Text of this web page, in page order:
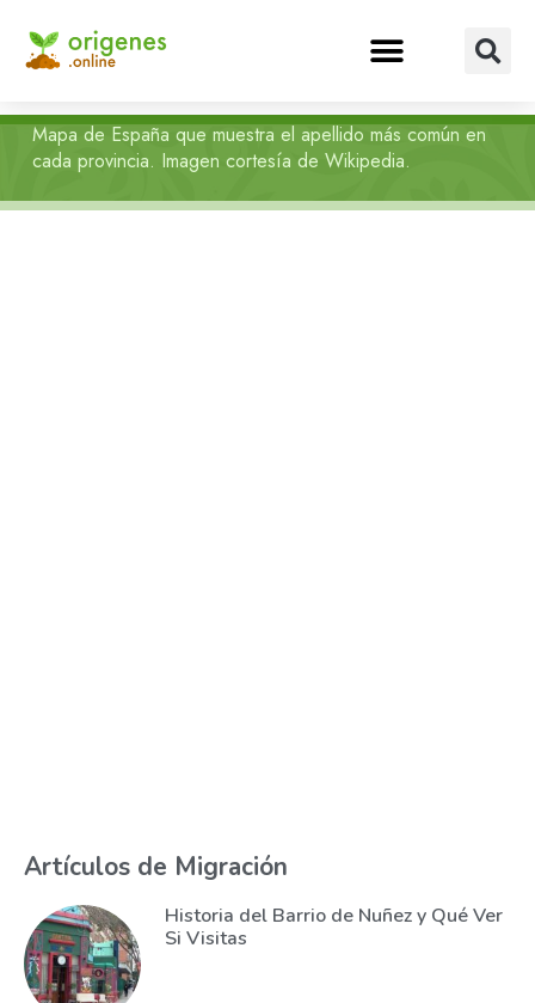
Mapa de España que muestra el apellido más común en
cada provincia. Imagen cortesía de Wikipedia.
Artículos de Migración
Historia del Barrio de Nuñez y Qué Ver
Si Visitas